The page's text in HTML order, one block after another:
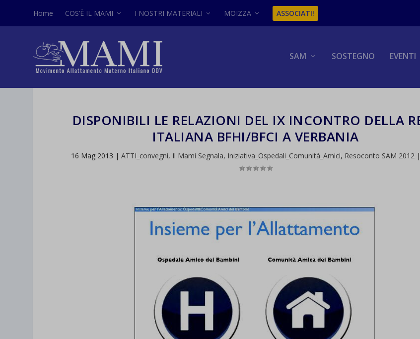
Home COS’È IL MAMI I NOSTRI MATERIALI MOIZZA ASSOCIATI!
SAM SOSTEGNO EVENTI
DISPONIBILI LE RELAZIONI DEL IX INCONTRO DELLA
ITALIANA BFHI/BFCI A VERBANIA
16 Mag 2013 | ATTI_convegni, Il Mami Segnala, Iniziativa_Ospedali_Comunità_Amici, Resoconto SAM 2012|